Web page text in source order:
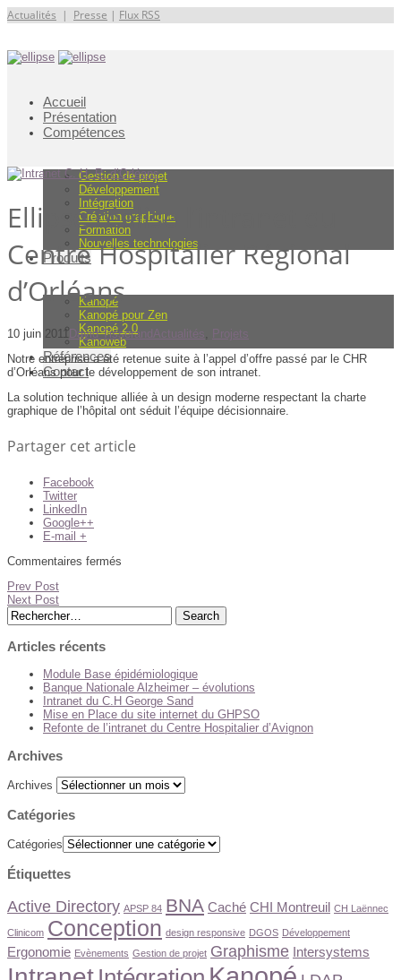
Actualités | Presse | Flux RSS
Accueil
Présentation
Compétences
Gestion de projet
Développement
Intégration
Création graphique
Formation
Nouvelles technologies
Produits
Kanopé
Kanopé pour Zen
Kanopé 2.0
Kanoweb
Références
Contact
Ellipse réalise l’intranet du
Centre Hospitalier Régional
d’Orléans
10 juin 2011 David Tisserand Actualités, Projets
Notre entreprise a été retenue suite à l’appel d’offre passé par le CHR
d’Orléans pour le développement de son intranet.
La solution technique alliée à un design moderne respectant la charte
graphique de l’hôpital ont séduit l’équipe décisionnaire.
Partager cet article
Facebook
Twitter
LinkedIn
Google++
E-mail +
Commentaires fermés
Prev Post
Next Post
Articles récents
Module Base épidémiologique
Banque Nationale Alzheimer – évolutions
Intranet du C.H George Sand
Mise en Place du site internet du GHPSO
Refonte de l’intranet du Centre Hospitalier d’Avignon
Archives
Archives
Catégories
Catégories
Étiquettes
Active Directory APSP 84 BNA Caché CHI Montreuil CH Laënnec
Clinicom Conception design responsive DGOS Développement
Ergonomie Evènements Gestion de projet Graphisme Intersystems